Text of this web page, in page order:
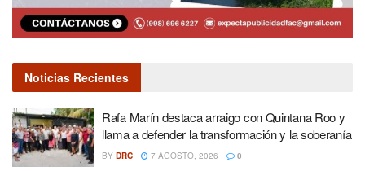
Noticias Recientes
Rafa Marín destaca arraigo con Quintana Roo y
llama a defender la transformación y la soberanía
BY DRC 7 AGOSTO, 2026 0